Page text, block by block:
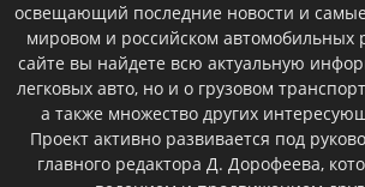
освещающий последние новости и
мировом и российском
сайте вы найдете всю актуальную
легковых авто, но и о грузовом
а также множество других
Проект активно развивается под
главного редактора Д. Дорофеева,